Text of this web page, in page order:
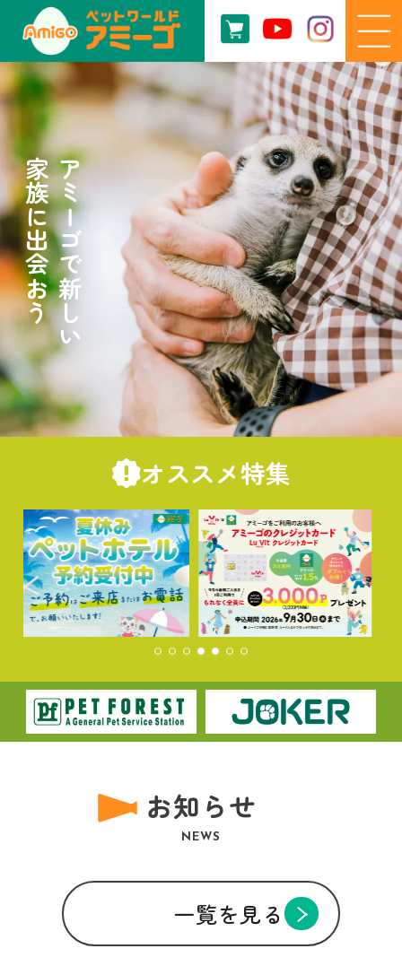
アミーゴで新しい
家族に出会おう
オススメ特集
お知らせ
NEWS
一覧を見る